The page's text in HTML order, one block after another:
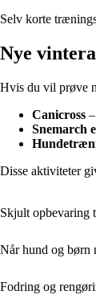
Selv korte
Nye
Hvis du vil prøve
Canicross
Snemarch
Disse aktiviteter
Skjult opbevaring
Når hund og børn
Fodring og